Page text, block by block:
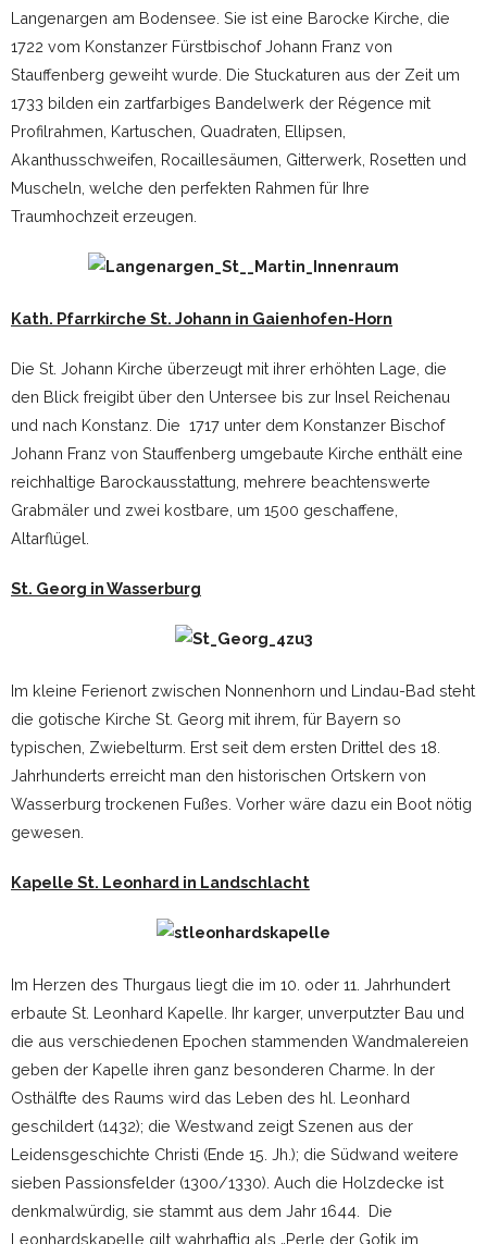
Langenargen am Bodensee. Sie ist eine Barocke Kirche, die
1722 vom Konstanzer Fürstbischof Johann Franz von
Stauffenberg geweiht wurde. Die Stuckaturen aus der Zeit um
1733 bilden ein zartfarbiges Bandelwerk der Régence mit
Profilrahmen, Kartuschen, Quadraten, Ellipsen,
Akanthusschweifen, Rocaillesäumen, Gitterwerk, Rosetten und
Muscheln, welche den perfekten Rahmen für Ihre
Traumhochzeit erzeugen.
Kath. Pfarrkirche St. Johann in Gaienhofen-Horn
Die St. Johann Kirche überzeugt mit ihrer erhöhten Lage, die
den Blick freigibt über den Untersee bis zur Insel Reichenau
und nach Konstanz. Die 1717 unter dem Konstanzer Bischof
Johann Franz von Stauffenberg umgebaute Kirche enthält eine
reichhaltige Barockausstattung, mehrere beachtenswerte
Grabmäler und zwei kostbare, um 1500 geschaffene,
Altarflügel.
St. Georg in Wasserburg
Im kleine Ferienort zwischen Nonnenhorn und Lindau-Bad steht
die gotische Kirche St. Georg mit ihrem, für Bayern so
typischen, Zwiebelturm. Erst seit dem ersten Drittel des 18.
Jahrhunderts erreicht man den historischen Ortskern von
Wasserburg trockenen Fußes. Vorher wäre dazu ein Boot nötig
gewesen.
Kapelle St. Leonhard in Landschlacht
Im Herzen des Thurgaus liegt die im 10. oder 11. Jahrhundert
erbaute St. Leonhard Kapelle. Ihr karger, unverputzter Bau und
die aus verschiedenen Epochen stammenden Wandmalereien
geben der Kapelle ihren ganz besonderen Charme. In der
Osthälfte des Raums wird das Leben des hl. Leonhard
geschildert (1432); die Westwand zeigt Szenen aus der
Leidensgeschichte Christi (Ende 15. Jh.); die Südwand weitere
sieben Passionsfelder (1300/1330). Auch die Holzdecke ist
denkmalwürdig, sie stammt aus dem Jahr 1644. Die
Leonhardskapelle gilt wahrhaftig als „Perle der Gotik im